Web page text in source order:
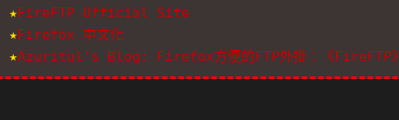
★FireFTP Official Site
★Firefox 中文化
★Azuritul's Blog: Firefox方便的FTP外掛：《FireFTP》